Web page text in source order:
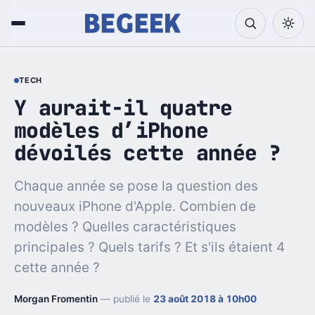
TECH
Y aurait-il quatre
modèles d’iPhone
dévoilés cette année ?
Chaque année se pose la question des
nouveaux iPhone d'Apple. Combien de
modèles ? Quelles caractéristiques
principales ? Quels tarifs ? Et s'ils étaient 4
cette année ?
Morgan Fromentin — publié le 23 août 2018 à 10h00